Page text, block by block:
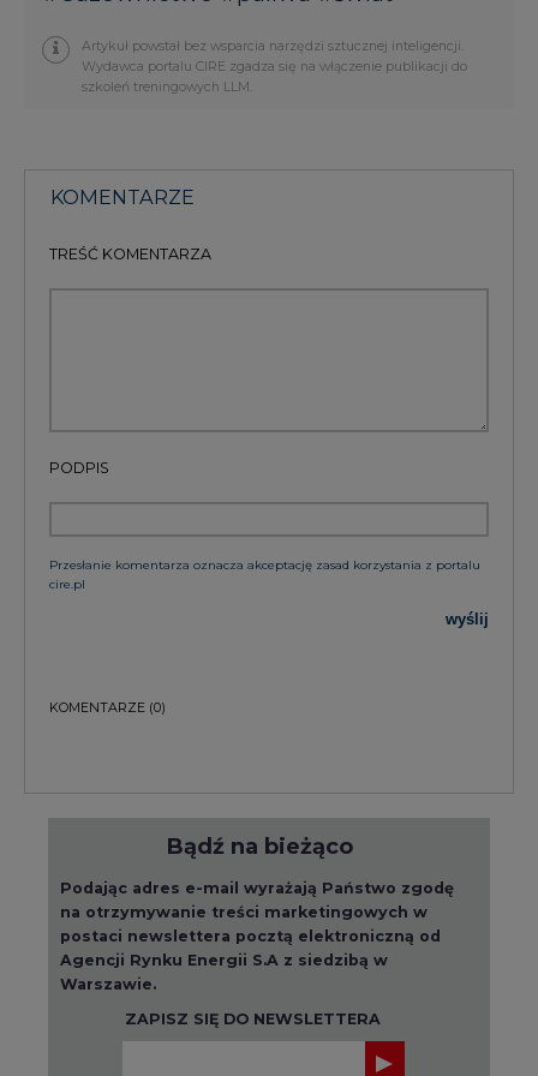
KOMENTARZE
Przesłanie komentarza oznacza akceptację zasad korzystania z portalu
Podając adres e-mail wyrażają Państwo zgodę
na otrzymywanie treści marketingowych w
postaci newslettera pocztą elektroniczną od
Agencji Rynku Energii S.A z siedzibą w
Warszawie.
ZAPISZ SIĘ DO NEWSLETTERA